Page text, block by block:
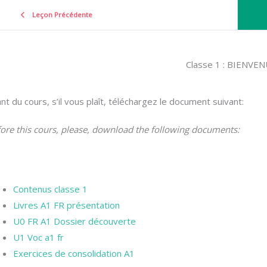
Leçon Précédente
Classe 1 :
du cours, s’il vous plaît, téléchargez le document suivant:
this cours, please, download the following documents:
Contenus classe 1
Livres A1 FR présentation
U0 FR A1 Dossier découverte
U1 Voc a1 fr
Exercices de consolidation A1